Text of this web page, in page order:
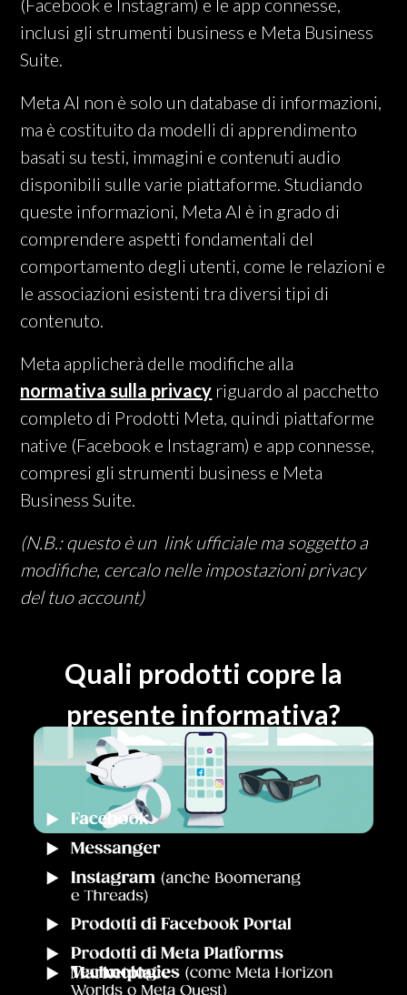
inclusi gli strumenti business e Meta Business
Suite.
Meta AI non è solo un database di informazioni,
ma è costituito da modelli di apprendimento
basati su testi, immagini e contenuti audio
disponibili sulle varie piattaforme. Studiando
queste informazioni, Meta AI è in grado di
comprendere aspetti fondamentali del
comportamento degli utenti, come le relazioni e
le associazioni esistenti tra diversi tipi di
contenuto.
Meta applicherà delle modifiche alla
normativa sulla privacy riguardo al pacchetto
completo di Prodotti Meta, quindi piattaforme
native (Facebook e Instagram) e app connesse,
compresi gli strumenti business e Meta
Business Suite.
(N.B.: questo è un link ufficiale ma soggetto a
modifiche, cercalo nelle impostazioni privacy
del tuo account)
Quali prodotti copre la
presente informativa?